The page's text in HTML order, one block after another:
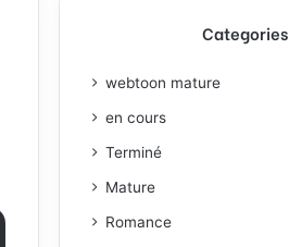
Categories
webtoon mature
en cours
Terminé
Mature
Romance